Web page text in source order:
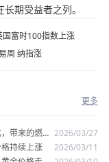
期受益者之列。
富时100指数上涨
周 纳指涨
更多
带来的燃料 2026/03/27
持续上涨
2026/03/11